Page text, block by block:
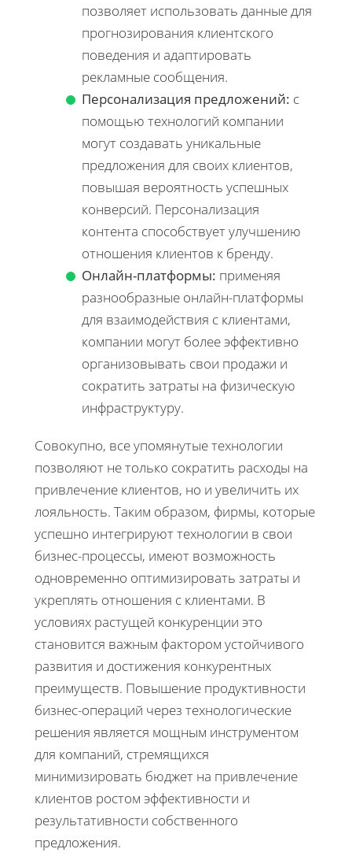
позволяет использовать данные для
прогнозирования клиентского
поведения и адаптировать
рекламные сообщения.
Персонализация предложений: с
помощью технологий компании
могут создавать уникальные
предложения для своих клиентов,
повышая вероятность успешных
конверсий. Персонализация
контента способствует улучшению
отношения клиентов к бренду.
Онлайн-платформы: применяя
разнообразные онлайн-платформы
для взаимодействия с клиентами,
компании могут более эффективно
организовывать свои продажи и
сократить затраты на физическую
инфраструктуру.
Совокупно, все упомянутые технологии
позволяют не только сократить расходы на
привлечение клиентов, но и увеличить их
лояльность. Таким образом, фирмы, которые
успешно интегрируют технологии в свои
бизнес-процессы, имеют возможность
одновременно оптимизировать затраты и
укреплять отношения с клиентами. В
условиях растущей конкуренции это
становится важным фактором устойчивого
развития и достижения конкурентных
преимуществ. Повышение продуктивности
бизнес-операций через технологические
решения является мощным инструментом
для компаний, стремящихся
минимизировать бюджет на привлечение
клиентов ростом эффективности и
результативности собственного
предложения.